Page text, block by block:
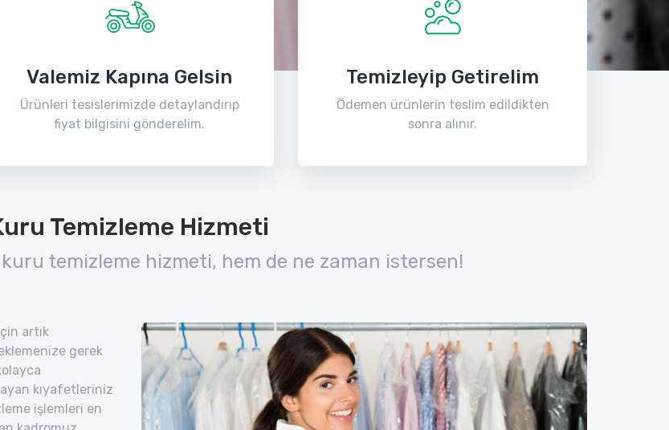
Valemiz Kapına Gelsin
Ürünleri tesislerimizde detaylandırıp
fiyat bilgisini gönderelim.
Temizleyip Getirelim
Ödemen ürünlerin teslim edildikten
sonra alınır.
Temizleme Hizmeti
temizleme hizmeti, hem de ne zaman istersen!
artık
gerek
kıyafetleriniz
işlemleri en